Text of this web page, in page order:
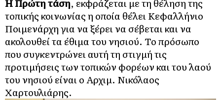
Η Πρώτη τάση, εκφράζεται με τη θέληση της
τοπικής κοινωνίας η οποία θέλει Κεφαλλήνιο
Ποιμενάρχη για να ξέρει να σέβεται και να
ακολουθεί τα έθιμα του νησιού. Το πρόσωπο
που συγκεντρώνει αυτή τη στιγμή τις
προτιμήσεις των τοπικών φορέων και του λαού
του νησιού είναι ο Αρχιμ. Νικόλαος
Χαρτουλιάρης.